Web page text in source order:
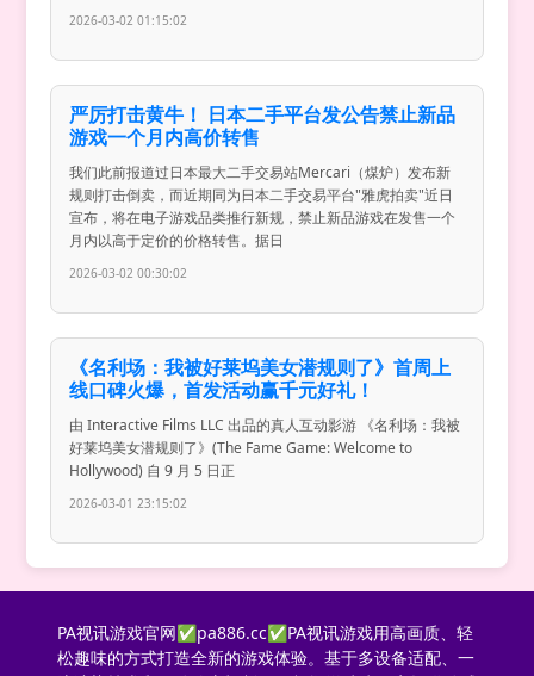
2026-03-02 01:15:02
严厉打击黄牛！ 日本二手平台发公告禁止新品
游戏一个月内高价转售
我们此前报道过日本最大二手交易站Mercari（煤炉）发布新
规则打击倒卖，而近期同为日本二手交易平台"雅虎拍卖"近日
宣布，将在电子游戏品类推行新规，禁止新品游戏在发售一个
月内以高于定价的价格转售。据日
2026-03-02 00:30:02
《名利场：我被好莱坞美女潜规则了》首周上
线口碑火爆，首发活动赢千元好礼！
由 Interactive Films LLC 出品的真人互动影游 《名利场：我被
好莱坞美女潜规则了》(The Fame Game: Welcome to
Hollywood) 自 9 月 5 日正
2026-03-01 23:15:02
PA视讯游戏官网✅pa886.cc✅PA视讯游戏用高画质、轻
松趣味的方式打造全新的游戏体验。基于多设备适配、一